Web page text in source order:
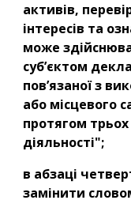
активів,
інтересів та
може
суб’єктом
пов’язаної з
або місцевого
протягом трьох
діяльності";
в абзаці
замінити